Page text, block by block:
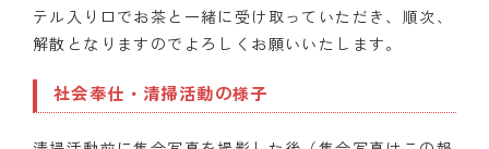
テル入り口でお茶と一緒に 受け取っていただき、順次、
解散となります のでよろしくお願いいたします。
社会奉仕・清掃活動の様子